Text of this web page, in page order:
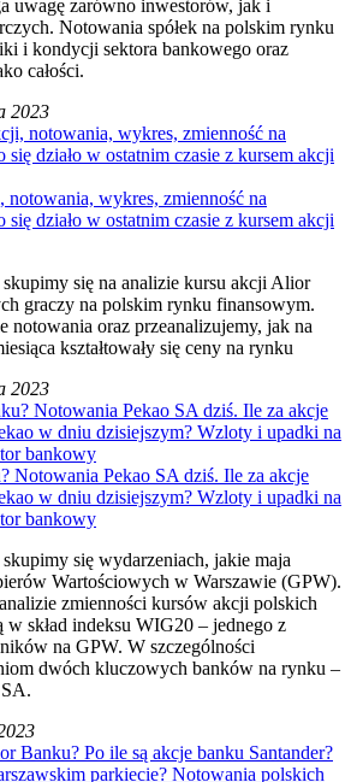
uwagę zarówno inwestorów, jak i
Notowania spółek na polskim rynku
i kondycji sektora bankowego oraz
całości.
2023
wykres, zmienność na
się działo w ostatnim czasie z kursem akcji
się na analizie kursu akcji Alior
graczy na polskim rynku finansowym.
notowania oraz przeanalizujemy, jak na
kształtowały się ceny na rynku
2023
Notowania Pekao SA dziś. Ile za akcje
w dniu dzisiejszym? Wzloty i upadki na
bankowy
się wydarzeniach, jakie maja
Wartościowych w Warszawie (GPW).
zmienności kursów akcji polskich
skład indeksu WIG20 – jednego z
na GPW. W szczególności
dwóch kluczowych banków na rynku –